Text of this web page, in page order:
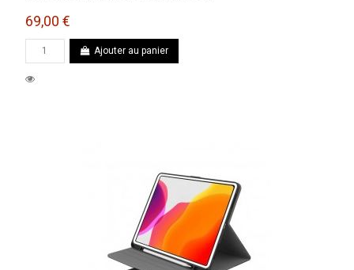
69,00 €
Ajouter au panier